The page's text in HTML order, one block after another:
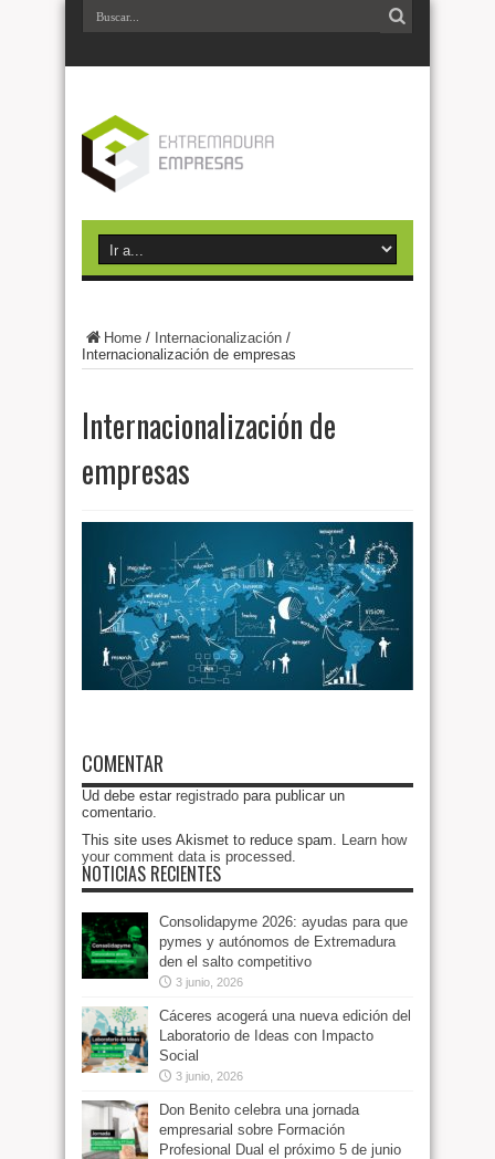
Home / Internacionalización /
Internacionalización de empresas
Internacionalización de
empresas
COMENTAR
Ud debe estar registrado para publicar un
comentario.
This site uses Akismet to reduce spam. Learn how
your comment data is processed.
NOTICIAS RECIENTES
Consolidapyme 2026: ayudas para que
pymes y autónomos de Extremadura
den el salto competitivo
3 junio, 2026
Cáceres acogerá una nueva edición del
Laboratorio de Ideas con Impacto
Social
3 junio, 2026
Don Benito celebra una jornada
empresarial sobre Formación
Profesional Dual el próximo 5 de junio